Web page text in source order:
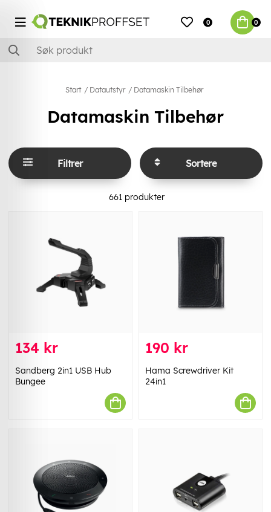
0 0
Start Datautstyr Datamaskin Tilbehør
Datamaskin Tilbehør
Filtrer Sortere
661 produkter
134 kr
Sandberg 2in1 USB Hub
Bungee
190 kr
Hama Screwdriver Kit
24in1